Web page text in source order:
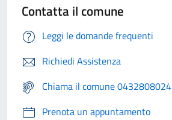
Contatta il comune
Leggi le domande frequenti
Richiedi Assistenza
Chiama il comune 0432808024
Prenota un appuntamento